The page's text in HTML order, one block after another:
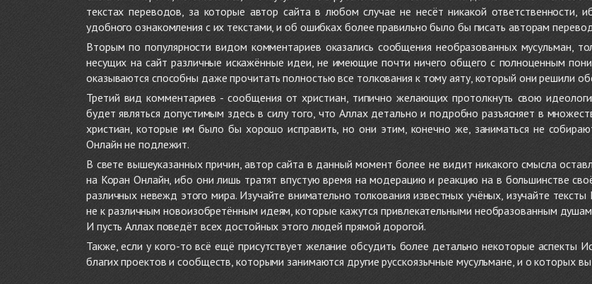
текстах переводов, за которые автор сайта в любом случае не несёт никакой
удобного ознакомления с их текстами, и об ошибках более правильно было бы писать авторам
Вторым по популярности видом комментариев оказались сообщения необразованных мусульман,
несущих на сайт различные искажённые идеи, не имеющие почти ничего общего с полноценным
оказываются способны даже прочитать полностью все толкования к тому аяту, который они решили
Третий вид комментариев - сообщения от христиан, типично желающих протолкнуть свою
будет являться допустимым здесь в силу того, что Аллах детально и подробно разъясняет в
христиан, которые им было бы хорошо исправить, но они этим, конечно же, заниматься не
Онлайн не подлежит.
В свете вышеуказанных причин, автор сайта в данный момент более не видит никакого смысла
на Коран Онлайн, ибо они лишь тратят впустую время на модерацию и реакцию на в большинстве
различных невежд этого мира. Изучайте внимательно толкования известных учёных, изучайте
не к различным новоизобретённым идеям, которые кажутся привлекательными необразованным
И пусть Аллах поведёт всех достойных этого людей прямой дорогой.
Также, если у кого-то всё ещё присутствует желание обсудить более детально некоторые аспекты
благих проектов и сообществ, которыми занимаются другие русскоязычные мусульмане, и о которых